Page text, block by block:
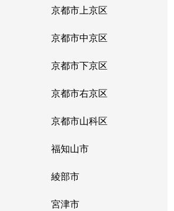
京都市上京区
京都市中京区
京都市下京区
京都市右京区
京都市山科区
福知山市
綾部市
宮津市